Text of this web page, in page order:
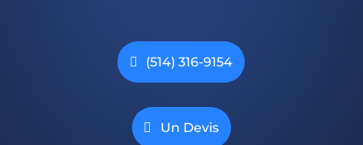
(514) 316-9154
Un Devis